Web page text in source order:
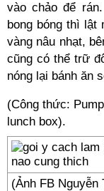
vào chảo để
bong bóng thì lật
vàng nâu nhạt,
cũng có thể trữ
nóng lại bánh ăn
(Công thức:
lunch box).
(Ảnh FB Nguyễn